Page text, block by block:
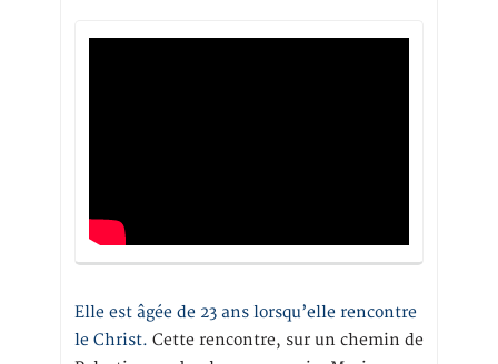
Elle est âgée de 23 ans lorsqu’elle rencontre
le Christ. Cette rencontre, sur un chemin de